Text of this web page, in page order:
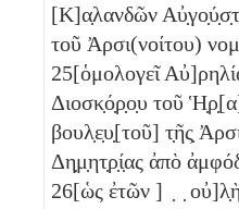
[Κ]α̣λανδῶν
τοῦ Ἀρσι(νοίτου)
25[ὁμολογεῖ
Διοσκ̣ό̣ρ̣ο̣υ τοῦ
βουλ̣ε̣υ̣[τοῦ] τ̣ῆς̣
Δη̣μ̣ητ̣ρ̣ί̣ας ἀπὸ
26[ὡς ἐτῶν ]